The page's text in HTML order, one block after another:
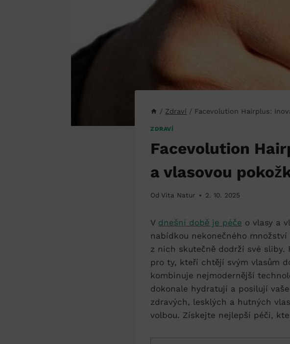
/ Zdraví / Facevolution Hairplus:
ZDRAVÍ
Facevolution
a vlasovou
Od Vita Natur 2. 10. 2025
V dnešní době je péče o vlasy a
nabídkou nekonečného
z nich skutečně dodrží své sliby.
pro ty, kteří chtějí svým vlasům
kombinuje nejmodernější
dokonale hydratují a posilují
zdravých, lesklých a hutných
volbou. Získejte nejlepší péči,